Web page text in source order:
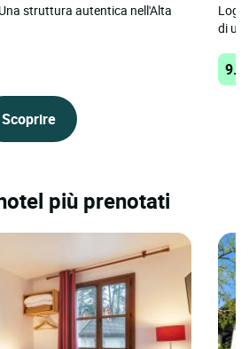
struttura autentica nell'Alta
Scoprire
di
più prenotati